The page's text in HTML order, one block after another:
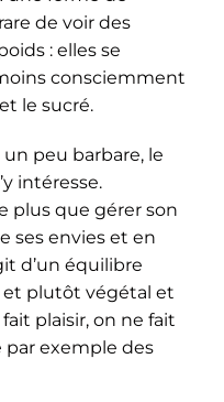
de voir des
: elles se
consciemment
le sucré.
peu barbare, le
intéresse.
plus que gérer son
ses envies et en
d’un équilibre
et plutôt végétal et
plaisir, on ne fait
exemple des